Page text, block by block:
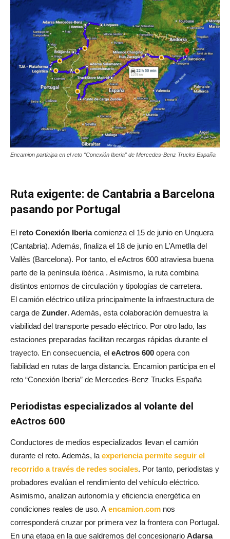
Encamion participa en el reto “Conexión Iberia” de Mercedes-Benz Trucks España
Ruta exigente: de Cantabria a Barcelona
pasando por Portugal
El reto Conexión Iberiacomienza el 15 de junio en Unquera
(Cantabria). Además, finaliza el 18 de junio en L’Ametlla del
Vallès (Barcelona). Por tanto, el eActros 600 atraviesa buena
parte de la península ibérica . Asimismo, la ruta combina
distintos entornos de circulación y tipologías de carretera.
El camión eléctrico utiliza principalmente la infraestructura de
carga de Zunder. Además, esta colaboración demuestra la
viabilidad del transporte pesado eléctrico. Por otro lado, las
estaciones preparadas facilitan recargas rápidas durante el
trayecto. En consecuencia, el eActros 600 opera con
fiabilidad en rutas de larga distancia. Encamion participa en el
reto “Conexión Iberia” de Mercedes-Benz Trucks España
Periodistas especializados al volante del
eActros 600
Conductores de medios especializados llevan el camión
durante el reto. Además, la experiencia permite seguir el
recorrido a través de redes sociales. Por tanto, periodistas y
probadores evalúan el rendimiento del vehículo eléctrico.
Asimismo, analizan autonomía y eficiencia energética en
condiciones reales de uso. A encamion.com nos
corresponderá cruzar por primera vez la frontera con Portugal.
En una etapa en la que saldremos del concesionario Adarsa